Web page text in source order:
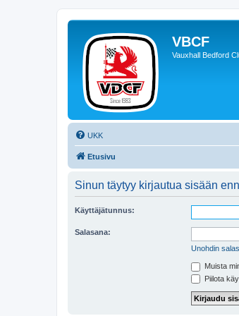
VBCF
Vauxhall Bedford
UKK
Etusivu
Sinun täytyy kirjautua sisään
Käyttäjätunnus:
Salasana:
Unohdin
Muista
Piilota